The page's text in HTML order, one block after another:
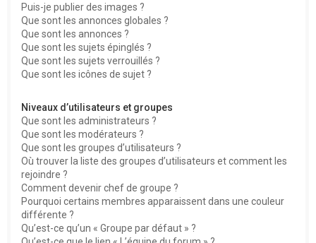
Puis-je publier des images ?
Que sont les annonces globales ?
Que sont les annonces ?
Que sont les sujets épinglés ?
Que sont les sujets verrouillés ?
Que sont les icônes de sujet ?
Niveaux d’utilisateurs et groupes
Que sont les administrateurs ?
Que sont les modérateurs ?
Que sont les groupes d’utilisateurs ?
Où trouver la liste des groupes d’utilisateurs et comment les
rejoindre ?
Comment devenir chef de groupe ?
Pourquoi certains membres apparaissent dans une couleur
différente ?
Qu’est-ce qu’un « Groupe par défaut » ?